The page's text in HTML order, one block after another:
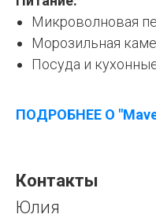
Микроволновая
Морозильная
Посуда и
ПОДРОБНЕЕ О "
Контакты
Юлия